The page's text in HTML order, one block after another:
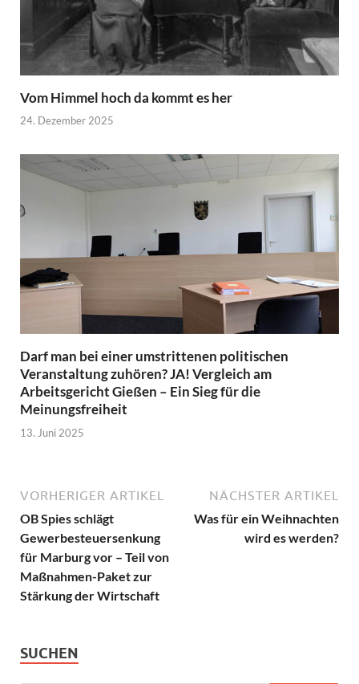
Vom Himmel hoch da kommt es her
24. Dezember 2025
Darf man bei einer umstrittenen politischen
Veranstaltung zuhören? JA! Vergleich am
Arbeitsgericht Gießen – Ein Sieg für die
Meinungsfreiheit
13. Juni 2025
VORHERIGER ARTIKEL
OB Spies schlägt
Gewerbesteuersenkung
für Marburg vor – Teil von
Maßnahmen-Paket zur
Stärkung der Wirtschaft
NÄCHSTER ARTIKEL
Was für ein Weihnachten
wird es werden?
SUCHEN